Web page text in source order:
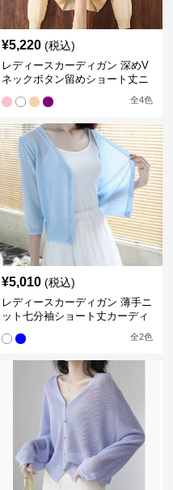
¥5,220 (税込)
レディースカーディガン 深めV
ネックボタン留めショート丈ニ
全4色
¥5,010 (税込)
レディースカーディガン 薄手ニ
ット七分袖ショート丈カーディ
全2色